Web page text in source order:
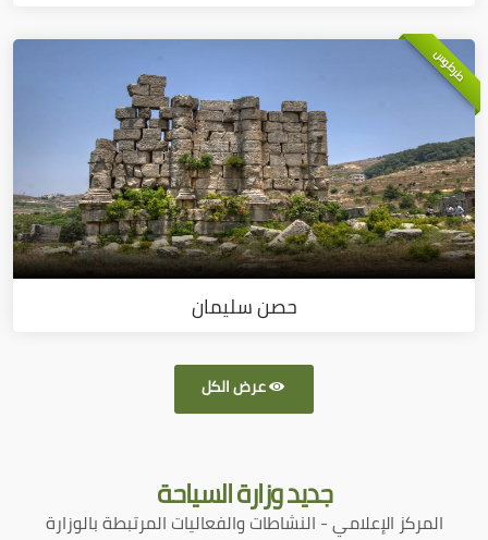
طرطوس
حصن سليمان
عرض الكل
جديدوزارة السياحة
المركز الإعلامي - النشاطات والفعاليات المرتبطة بالوزارة